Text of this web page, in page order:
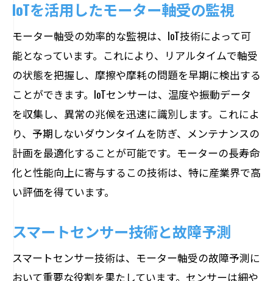
IoTを活用したモーター軸受の監視
モーター軸受の効率的な監視は、IoT技術によって可
能となっています。これにより、リアルタイムで軸受
の状態を把握し、摩擦や摩耗の問題を早期に検出する
ことができます。IoTセンサーは、温度や振動データ
を収集し、異常の兆候を迅速に識別します。これによ
り、予期しないダウンタイムを防ぎ、メンテナンスの
計画を最適化することが可能です。モーターの長寿命
化と性能向上に寄与するこの技術は、特に産業界で高
い評価を得ています。
スマートセンサー技術と故障予測
スマートセンサー技術は、モーター軸受の故障予測に
おいて重要な役割を果たしています。センサーは細や